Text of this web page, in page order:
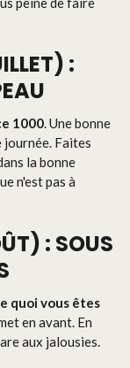
:
1000. Une bonne
Faites
la bonne
n'est pas à
: SOUS
quoi vous êtes
en avant. En
aux jalousies.